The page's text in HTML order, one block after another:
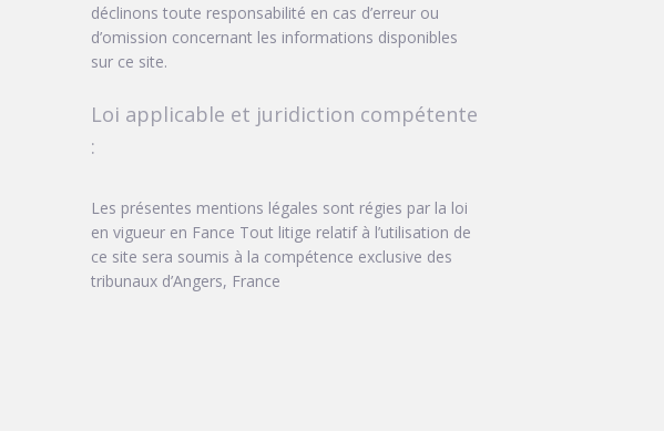
déclinons toute responsabilité en cas d’erreur ou
d’omission concernant les informations disponibles
sur ce site.
Loi applicable et juridiction compétente
:
Les présentes mentions légales sont régies par la loi
en vigueur en Fance Tout litige relatif à l’utilisation de
ce site sera soumis à la compétence exclusive des
tribunaux d’Angers, France